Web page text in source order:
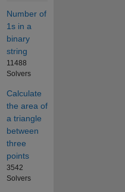
Number of
1s in a
binary
string
11488
Solvers
Calculate
the area of
a triangle
between
three
points
3542
Solvers